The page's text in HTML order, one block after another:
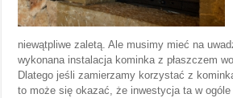
niewątpliwe zaletą. Ale musimy mieć na
wykonana instalacja kominka z płaszczem
Dlatego jeśli zamierzamy korzystać z
to może się okazać, że inwestycja ta w ogóle